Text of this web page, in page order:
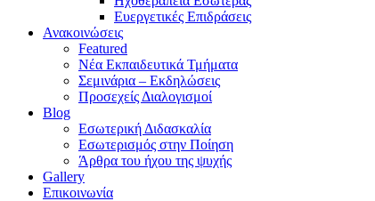
Ευεργετικές Επιδράσεις
Ανακοινώσεις
Featured
Νέα Εκπαιδευτικά Τμήματα
Σεμινάρια – Εκδηλώσεις
Προσεχείς Διαλογισμοί
Blog
Εσωτερική Διδασκαλία
Εσωτερισμός στην Ποίηση
Άρθρα του ήχου της ψυχής
Gallery
Επικοινωνία